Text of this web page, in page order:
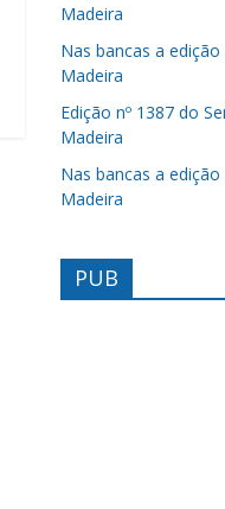
Madeira
Nas bancas a
Madeira
Edição nº 1387 do
Madeira
Nas bancas a
Madeira
PUB